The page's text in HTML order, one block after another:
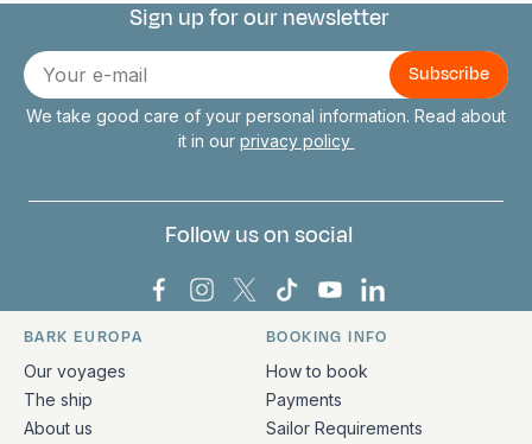
Connect with us
Sign up for our newsletter
E-
mail
We take good care of your personal information. Read about
it in our privacy policy
Follow us on social
Bark Europa on Facebook
Bark Europa on Instagram
Bark Europa on X
Bark Europa on TikTok
Bark Europa on
Bark Europa on
Quick links and contact information
BARK EUROPA
Our voyages
The ship
About us
BOOKING INFO
How to book
Payments
Sailor Requirements